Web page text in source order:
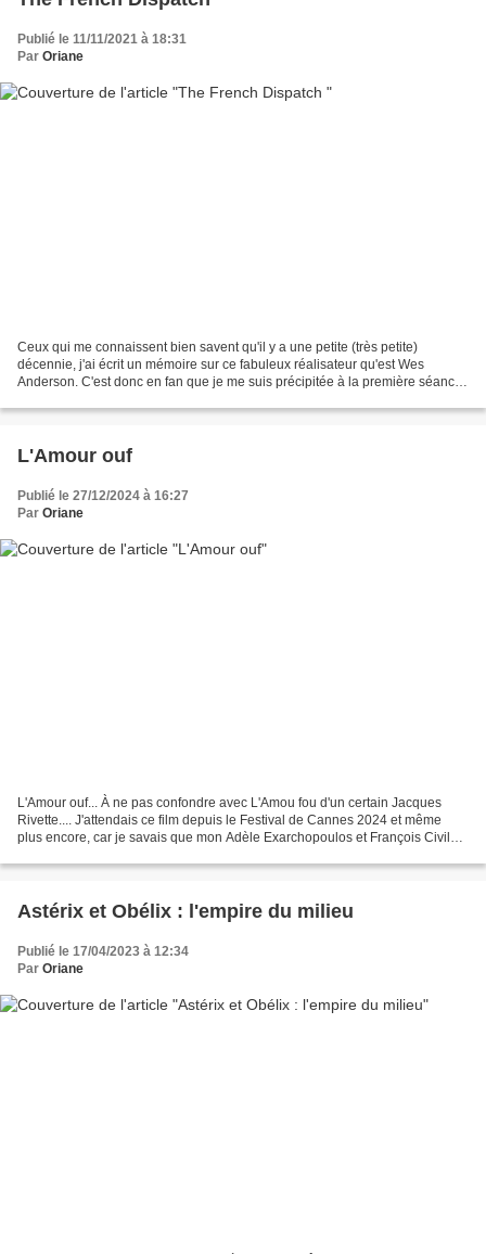
Publié le 11/11/2021 à 18:31
Par Oriane
Ceux qui me connaissent bien savent qu'il y a une petite (très petite)
décennie, j'ai écrit un mémoire sur ce fabuleux réalisateur qu'est Wes
Anderson. C'est donc en fan que je me suis précipitée à la première séance
L'Amour ouf
Publié le 27/12/2024 à 16:27
Par Oriane
L'Amour ouf... À ne pas confondre avec L'Amou fou d'un certain Jacques
Rivette.... J'attendais ce film depuis le Festival de Cannes 2024 et même
plus encore, car je savais que mon Adèle Exarchopoulos et François Civil
Astérix et Obélix : l'empire du milieu
Publié le 17/04/2023 à 12:34
Par Oriane